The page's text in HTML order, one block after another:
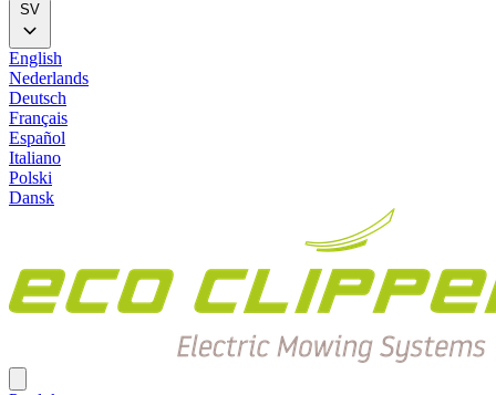
SV
English
Nederlands
Deutsch
Français
Español
Italiano
Polski
Dansk